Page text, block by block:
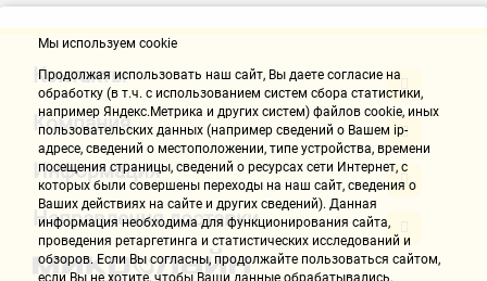
Наушники прекрасны отдельно порадовал дизайн
Недостатки:
Когда на тебе наушники они всё время запутывались, ка к
показано на скриншоте
Комментарий:
Надеюсь мой отзыв был полезен
Егор Княжев 3
20.11.2020, 10:34
Контакты
Компания
Информация
Направления доставки
Мы используем cookie
Продолжая использовать наш cайт, Вы даете согласие на
обработку (в т.ч. с использованием систем сбора статистики,
например Яндекс.Метрика и других систем) файлов cookie, иных
пользовательских данных (например сведений о Вашем ip-
адресе, сведений о местоположении, типе устройства, времени
посещения страницы, сведений о ресурсах сети Интернет, с
которых были совершены переходы на наш сайт, сведения о
Ваших действиях на сайте и других сведений). Данная
информация необходима для функционирования сайта,
проведения ретаргетинга и статистических исследований и
обзоров. Если Вы согласны, продолжайте пользоваться сайтом,
если Вы не хотите, чтобы Ваши данные обрабатывались,